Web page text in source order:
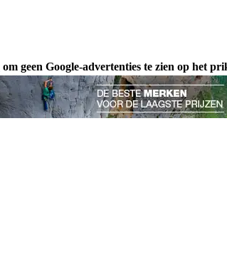
om geen Google-advertenties te zien op het